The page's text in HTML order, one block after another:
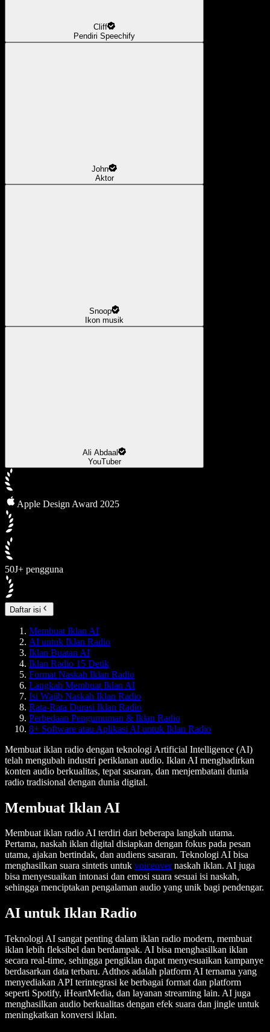
Cliff
Pendiri Speechify
John
Aktor
Snoop
Ikon musik
Ali Abdaal
YouTuber
Apple Design Award 2025
50J+ pengguna
Daftar isi
Membuat Iklan AI
AI untuk Iklan Radio
Iklan Buatan AI
Iklan Radio 15 Detik
Format Naskah Iklan Radio
Langkah Membuat Iklan AI
Isi Wajib Naskah Iklan Radio
Rata-Rata Durasi Iklan Radio
Perbedaan Pengumuman & Iklan Radio
8+ Software atau Aplikasi AI untuk Iklan Radio
Membuat iklan radio dengan teknologi Artificial Intelligence (AI)
telah mengubah industri periklanan audio. Iklan AI menghadirkan
konten audio berkualitas, tepat sasaran, dan menjembatani dunia
radio tradisional dengan dunia digital.
Membuat Iklan AI
Membuat iklan radio AI terdiri dari beberapa langkah utama.
Pertama, naskah iklan digital disiapkan dengan fokus pada pesan
utama, ajakan bertindak, dan audiens sasaran. Teknologi AI bisa
menghasilkan suara sintetis untuk voiceovernaskah iklan. AI juga
bisa menyesuaikan intonasi dan emosi suara sesuai isi naskah,
sehingga menciptakan pengalaman audio yang unik bagi pendengar.
AI untuk Iklan Radio
Teknologi AI sangat penting dalam iklan radio modern, membuat
iklan lebih fleksibel dan berdampak. AI bisa menghasilkan iklan
secara real-time, sehingga pengiklan dapat menyesuaikan kampanye
berdasarkan data terbaru. Adthos adalah platform AI ternama yang
menyediakan API terintegrasi ke berbagai format dan platform
seperti Spotify, iHeartMedia, dan layanan streaming lain. AI juga
menghasilkan audio berkualitas dengan efek suara dan jingle untuk
meningkatkan konversi iklan.